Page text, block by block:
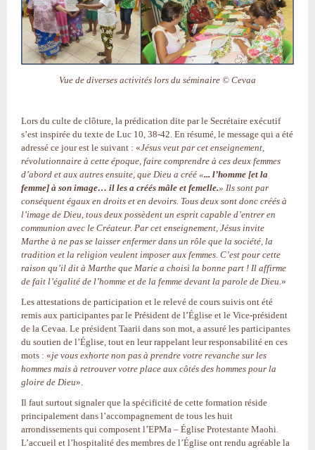
Vue de diverses activités lors du séminaire © Cevaa
Lors du culte de clôture, la prédication dite par le Secrétaire exécutif
s’est inspirée du texte de Luc 10, 38-42. En résumé, le message qui a été
adressé ce jour est le suivant : «Jésus veut par cet enseignement,
révolutionnaire à cette époque, faire comprendre à ces deux femmes
d’abord et aux autres ensuite, que Dieu a créé «... l’homme [et la
femme] à son image… il les a créés mâle et femelle.» Ils sont par
conséquent égaux en droits et en devoirs. Tous deux sont donc créés à
l’image de Dieu, tous deux possèdent un esprit capable d’entrer en
communion avec le Créateur. Par cet enseignement, Jésus invite
Marthe à ne pas se laisser enfermer dans un rôle que la société, la
tradition et la religion veulent imposer aux femmes. C’est pour cette
raison qu’il dit à Marthe que Marie a choisi la bonne part ! Il affirme
de fait l’égalité de l’homme et de la femme devant la parole de Dieu.»
Les attestations de participation et le relevé de cours suivis ont été
remis aux participantes par le Président de l’Église et le Vice-président
de la Cevaa. Le président Taarii dans son mot, a assuré les participantes
du soutien de l’Église, tout en leur rappelant leur responsabilité en ces
mots : «je vous exhorte non pas à prendre votre revanche sur les
hommes mais à retrouver votre place aux côtés des hommes pour la
gloire de Dieu».
Il faut surtout signaler que la spécificité de cette formation réside
principalement dans l’accompagnement de tous les huit
arrondissements qui composent l’EPMa – Église Protestante Maohi.
L’accueil et l’hospitalité des membres de l’Église ont rendu agréable la